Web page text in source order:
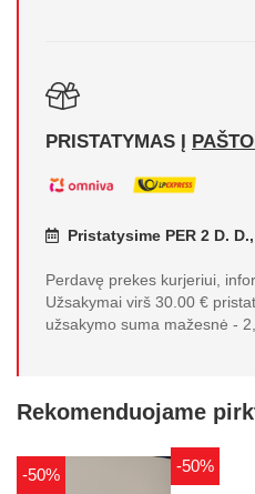
PRISTATYMAS Į
Pristatysime PER 2 D.
Perdavę prekes kurjeriui,
Užsakymai virš 30.00 €
užsakymo suma mažesnė -
Rekomenduojame
-50% -50%